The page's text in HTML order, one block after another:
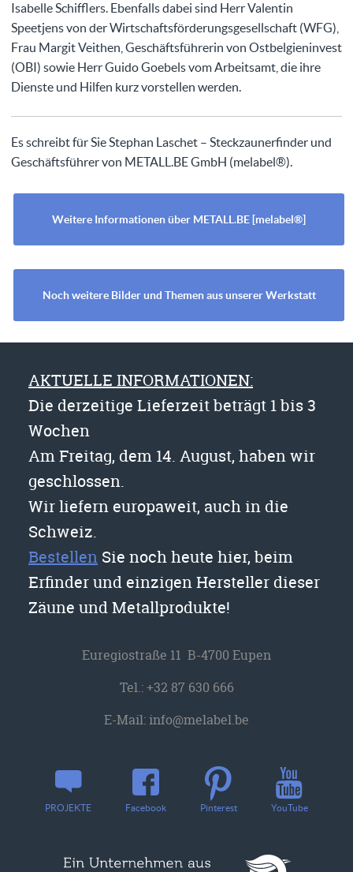
Isabelle Schifflers. Ebenfalls dabei sind Herr Valentin
Speetjens von der Wirtschaftsförderungsgesellschaft (WFG),
Frau Margit Veithen, Geschäftsführerin von Ostbelgieninvest
(OBI) sowie Herr Guido Goebels vom Arbeitsamt, die ihre
Dienste und Hilfen kurz vorstellen werden.
Es schreibt für Sie Stephan Laschet – Steckzaunerfinder und
Geschäftsführer von METALL.BE GmbH (melabel®).
Weitere Informationen über METALL.BE [melabel®]
Noch weitere Bilder und Themen aus unserer Werkstatt
AKTUELLE INFORMATIONEN:
Die derzeitige Lieferzeit beträgt 1 bis 3
Wochen
Am Freitag, dem 14. August, haben wir
geschlossen.
Wir liefern europaweit, auch in die
Schweiz.
Bestellen Sie noch heute hier, beim
Erfinder und einzigen Hersteller dieser
Zäune und Metallprodukte!
Euregiostraße 11 B-4700 Eupen
Tel.:+32 87 630 666
E-Mail:info@melabel.be
PROJEKTE Facebook Pinterest YouTube